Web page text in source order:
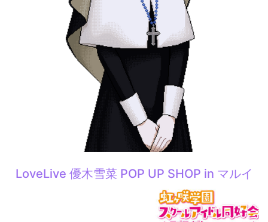
LoveLive 優木雪菜 POP UP SHOP in マルイ